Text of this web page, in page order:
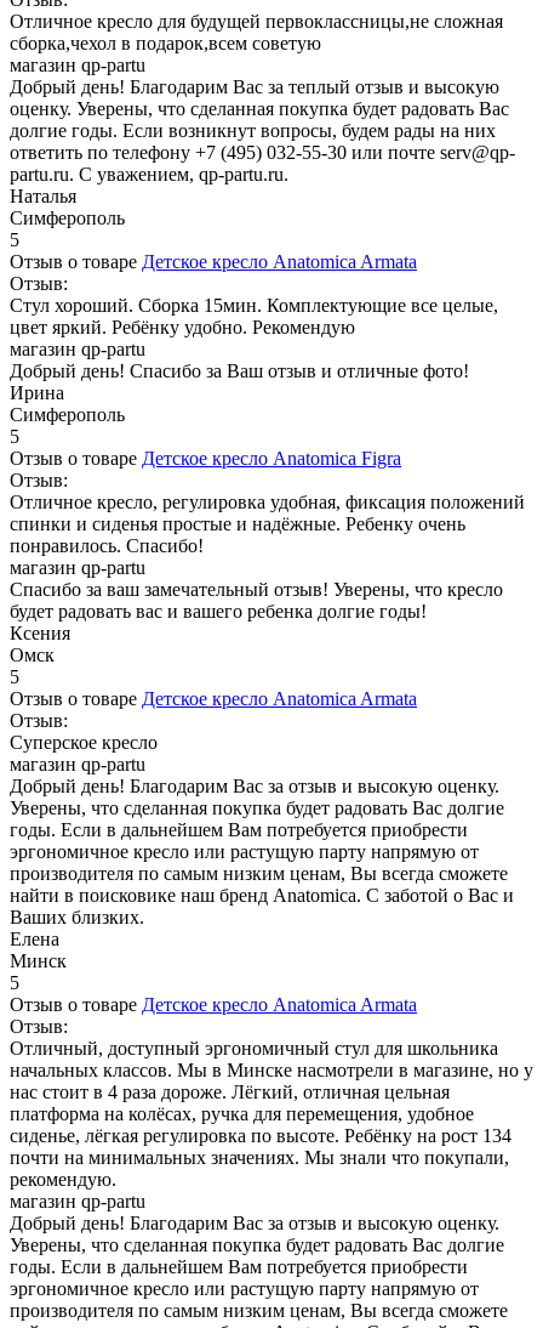
Отличное кресло для будущей первоклассницы,не сложная
сборка,чехол в подарок,всем советую
магазин qp-partu
Добрый день! Благодарим Вас за теплый отзыв и высокую
оценку. Уверены, что сделанная покупка будет радовать Вас
долгие годы. Если возникнут вопросы, будем рады на них
ответить по телефону +7 (495) 032-55-30 или почте serv@qp-
partu.ru. С уважением, qp-partu.ru.
Наталья
Симферополь
5
Отзыв о товаре Детское кресло Anatomica Armata
Отзыв:
Стул хороший. Сборка 15мин. Комплектующие все целые,
цвет яркий. Ребёнку удобно. Рекомендую
магазин qp-partu
Добрый день! Спасибо за Ваш отзыв и отличные фото!
Ирина
Симферополь
5
Отзыв о товаре Детское кресло Anatomica Figra
Отзыв:
Отличное кресло, регулировка удобная, фиксация положений
спинки и сиденья простые и надёжные. Ребенку очень
понравилось. Спасибо!
магазин qp-partu
Спасибо за ваш замечательный отзыв! Уверены, что кресло
будет радовать вас и вашего ребенка долгие годы!
Ксения
Омск
5
Отзыв о товаре Детское кресло Anatomica Armata
Отзыв:
Суперское кресло
магазин qp-partu
Добрый день! Благодарим Вас за отзыв и высокую оценку.
Уверены, что сделанная покупка будет радовать Вас долгие
годы. Если в дальнейшем Вам потребуется приобрести
эргономичное кресло или растущую парту напрямую от
производителя по самым низким ценам, Вы всегда сможете
найти в поисковике наш бренд Anatomica. С заботой о Вас и
Ваших близких.
Елена
Минск
5
Отзыв о товаре Детское кресло Anatomica Armata
Отзыв:
Отличный, доступный эргономичный стул для школьника
начальных классов. Мы в Минске насмотрели в магазине, но у
нас стоит в 4 раза дороже. Лёгкий, отличная цельная
платформа на колёсах, ручка для перемещения, удобное
сиденье, лёгкая регулировка по высоте. Ребёнку на рост 134
почти на минимальных значениях. Мы знали что покупали,
рекомендую.
магазин qp-partu
Добрый день! Благодарим Вас за отзыв и высокую оценку.
Уверены, что сделанная покупка будет радовать Вас долгие
годы. Если в дальнейшем Вам потребуется приобрести
эргономичное кресло или растущую парту напрямую от
производителя по самым низким ценам, Вы всегда сможете